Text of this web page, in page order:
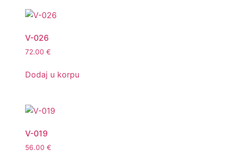
V-026
72.00 €
Dodaj u korpu
V-019
56.00 €